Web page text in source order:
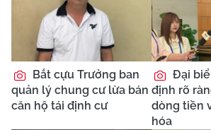
Bắt cựu Trưởng ban
quản lý chung cư lừa bán
căn hộ tái định cư
Đại
định rõ
dòng tiền
hóa